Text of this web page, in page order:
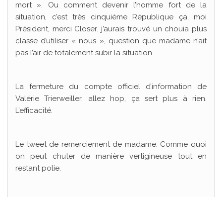
mort ». Ou comment devenir l’homme fort de la
situation, c’est très cinquième République ça, moi
Président, merci Closer. j’aurais trouvé un chouia plus
classe d’utiliser « nous », question que madame n’ait
pas l’air de totalement subir la situation.
La fermeture du compte officiel d’information de
Valérie Trierweiller, allez hop, ça sert plus à rien.
L’efficacité.
Le tweet de remerciement de madame. Comme quoi
on peut chuter de manière vertigineuse tout en
restant polie.